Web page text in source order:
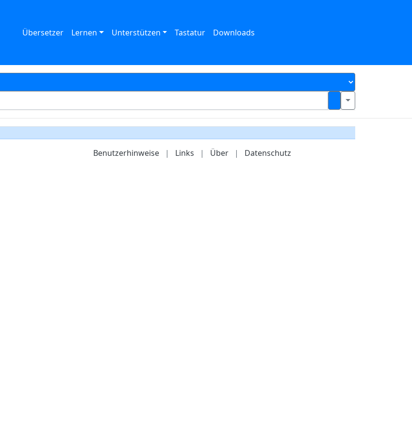
Übersetzer Lernen Unterstützen Tastatur Downloads
Benutzerhinweise | Links | Über | Datenschutz